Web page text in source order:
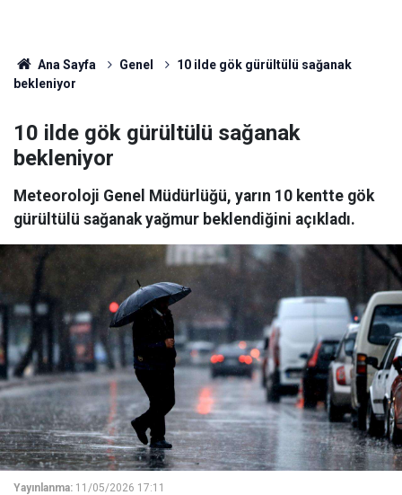
Ana Sayfa Genel
10 ilde gök gürültülü sağanak
bekleniyor
10 ilde gök gürültülü sağanak
bekleniyor
Meteoroloji Genel Müdürlüğü, yarın 10 kentte gök
gürültülü sağanak yağmur beklendiğini açıkladı.
Yayınlanma: 11/05/2026 17:11